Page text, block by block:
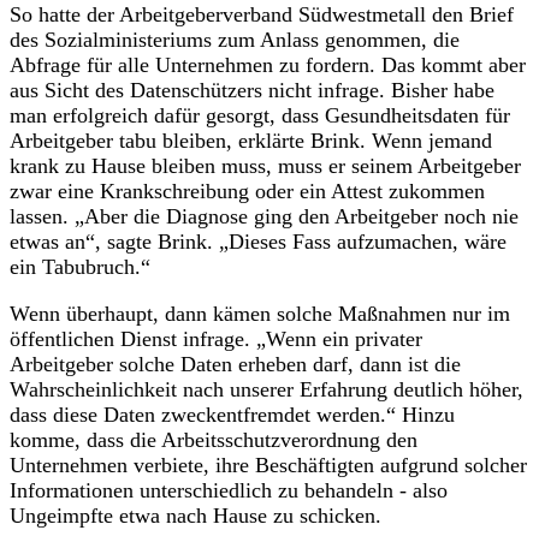
So hatte der Arbeitgeberverband Südwestmetall den Brief
des Sozialministeriums zum Anlass genommen, die
Abfrage für alle Unternehmen zu fordern. Das kommt aber
aus Sicht des Datenschützers nicht infrage. Bisher habe
man erfolgreich dafür gesorgt, dass Gesundheitsdaten für
Arbeitgeber tabu bleiben, erklärte Brink. Wenn jemand
krank zu Hause bleiben muss, muss er seinem Arbeitgeber
zwar eine Krankschreibung oder ein Attest zukommen
lassen. „Aber die Diagnose ging den Arbeitgeber noch nie
etwas an“, sagte Brink. „Dieses Fass aufzumachen, wäre
ein Tabubruch.“
Wenn überhaupt, dann kämen solche Maßnahmen nur im
öffentlichen Dienst infrage. „Wenn ein privater
Arbeitgeber solche Daten erheben darf, dann ist die
Wahrscheinlichkeit nach unserer Erfahrung deutlich höher,
dass diese Daten zweckentfremdet werden.“ Hinzu
komme, dass die Arbeitsschutzverordnung den
Unternehmen verbiete, ihre Beschäftigten aufgrund solcher
Informationen unterschiedlich zu behandeln - also
Ungeimpfte etwa nach Hause zu schicken.